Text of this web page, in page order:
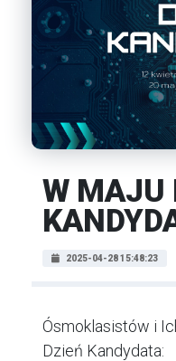
W MAJU
2025-04-28 15:48:23
Ósmoklasistów i
Dzień Kandydata: